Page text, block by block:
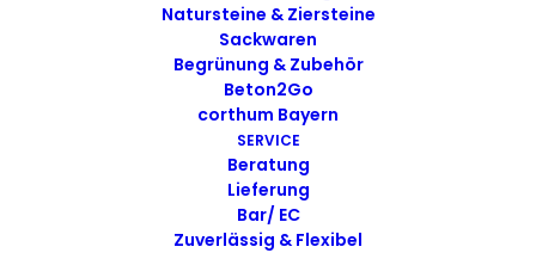
Natursteine & Ziersteine
Sackwaren
Begrünung & Zubehör
Beton2Go
corthum Bayern
SERVICE
Beratung
Lieferung
Bar/ EC
Zuverlässig & Flexibel
Klima, Nützlingen
und Pflanzen im
urbanen Bereich
| IN FACHSEMINAR